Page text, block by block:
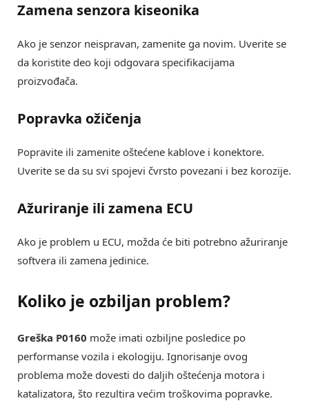
Zamena senzora kiseonika
Ako je senzor neispravan, zamenite ga novim. Uverite se
da koristite deo koji odgovara specifikacijama
proizvođača.
Popravka ožičenja
Popravite ili zamenite oštećene kablove i konektore.
Uverite se da su svi spojevi čvrsto povezani i bez korozije.
Ažuriranje ili zamena ECU
Ako je problem u ECU, možda će biti potrebno ažuriranje
softvera ili zamena jedinice.
Koliko je ozbiljan problem?
Greška P0160 može imati ozbiljne posledice po
performanse vozila i ekologiju. Ignorisanje ovog
problema može dovesti do daljih oštećenja motora i
katalizatora, što rezultira većim troškovima popravke.